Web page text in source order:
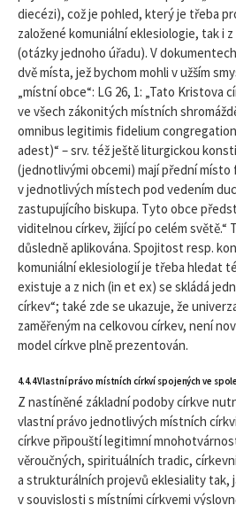
diecézi), což je pohled, který je třeba
založené komuniální eklesiologie, tak i
(otázky jednoho úřadu). V
dvě místa, jež bychom mohli v užším
„místní obce“: LG 26, 1: „Tato Kristova
ve všech zákonitých místních
omnibus legitimis fidelium
adest)“ – srv. též ještě liturgickou
(jednotlivými obcemi) mají přední
v jednotlivých místech pod vedením
zastupujícího biskupa. Tyto obce
viditelnou církev, žijící po celém světě.“
důsledně aplikována. Spojitost resp.
komuniální eklesiologií je třeba hledat
existuje a z nich (in et ex) se skládá
církev“; také zde se ukazuje, že
zaměřeným na celkovou církev, není
model církve plně prezentován.
4.4.4 Vlastní právo místních církví spojených ve
Z nastíněné základní podoby církve
vlastní právo jednotlivých místních
církve připouští legitimní
věroučných, spirituálních tradic,
a strukturálních projevů eklesiality tak,
v souvislosti s místními církvemi